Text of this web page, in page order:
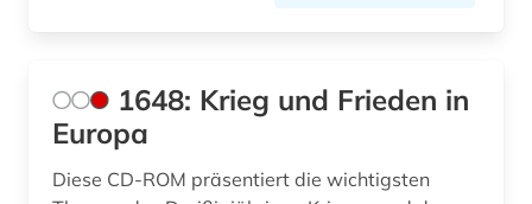
archiv (55)
archival documents (1)
archivalien (5)
1648: Krieg und Frieden in
Europa
Diese CD-ROM präsentiert die wichtigsten